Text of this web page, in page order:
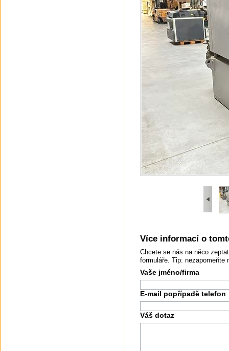
Více informací o
Chcete se nás na něco
formuláře. Tip:
Vaše jméno/firma
E-mail popřípadě telefon
Váš dotaz